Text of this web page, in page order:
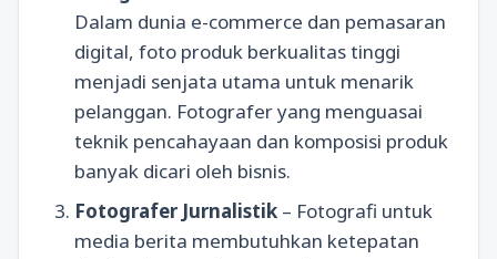
Dalam dunia e-commerce dan pemasaran
digital, foto produk berkualitas tinggi
menjadi senjata utama untuk menarik
pelanggan. Fotografer yang menguasai
teknik pencahayaan dan komposisi produk
banyak dicari oleh bisnis.
Fotografer Jurnalistik– Fotografi untuk
media berita membutuhkan ketepatan